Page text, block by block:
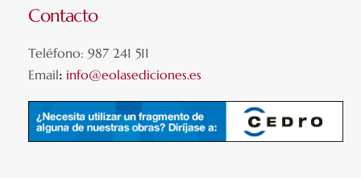
Contacto
Teléfono: 987 241 511
Email: info@eolasediciones.es